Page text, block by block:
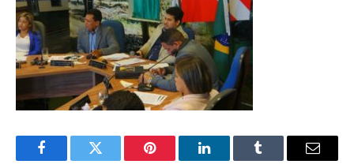
FacebookTwitter Pinterest O
Tumblr
E-